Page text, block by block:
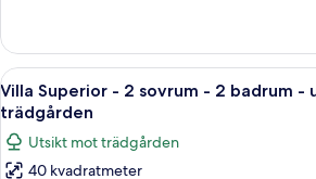
-
trädgård
dubbelrum
2
dubbelsängar
tillgänglighetsanpassat
Öppna
alla
foton
för
En
10
Villa Superior - 2 sovrum - 2 badrum -
trädgården
Utsikt mot trädgården
40 kvadratmeter